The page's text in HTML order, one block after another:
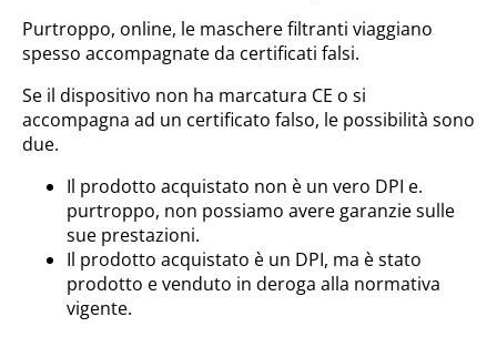
Purtroppo, online, le maschere filtranti viaggiano
spesso accompagnate da certificati falsi.
Se il dispositivo non ha marcatura CE o si
accompagna ad un certificato falso, le possibilità sono
due.
Il prodotto acquistato non è un vero DPI e.
purtroppo, non possiamo avere garanzie sulle
sue prestazioni.
Il prodotto acquistato è un DPI, ma è stato
prodotto e venduto in deroga alla normativa
vigente.